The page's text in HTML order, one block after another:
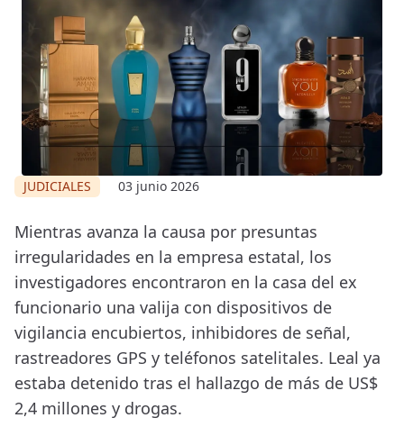
JUDICIALES 03 junio 2026
Mientras avanza la causa por presuntas
irregularidades en la empresa estatal, los
investigadores encontraron en la casa del ex
funcionario una valija con dispositivos de
vigilancia encubiertos, inhibidores de señal,
rastreadores GPS y teléfonos satelitales. Leal ya
estaba detenido tras el hallazgo de más de US$
2,4 millones y drogas.